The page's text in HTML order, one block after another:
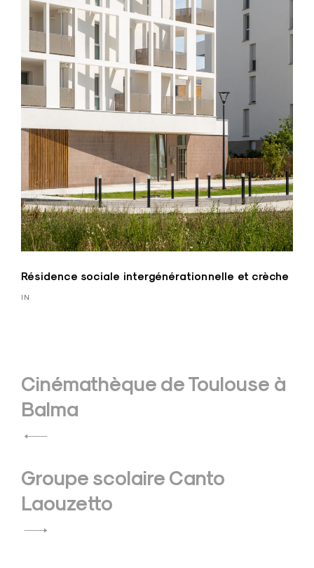
Résidence sociale intergénérationnelle et crèche
IN
Navigation
de
l’article
Cinémathèque de Toulouse à
Balma
Groupe scolaire Canto
Laouzetto